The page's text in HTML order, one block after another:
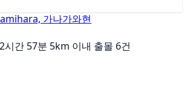
가나가와현
2시간 57분 5km 이내 출몰 6건